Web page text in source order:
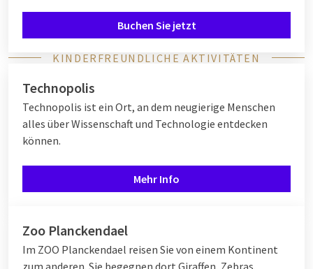
Buchen Sie jetzt
KINDERFREUNDLICHE AKTIVITÄTEN
Technopolis
Technopolis ist ein Ort, an dem neugierige Menschen
alles über Wissenschaft und Technologie entdecken
können.
Mehr Info
Zoo Planckendael
Im ZOO Planckendael reisen Sie von einem Kontinent
zum anderen. Sie begegnen dort Giraffen, Zebras,